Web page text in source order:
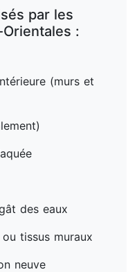
par les
:
(murs et
des eaux
tissus muraux
neuve